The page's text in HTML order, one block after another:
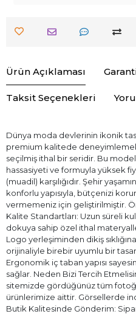
Ürün Açıklaması
Taksit Seçenekleri
Dünya moda devlerinin ikonik
premium kalitede
seçilmiş ithal bir seridir. Bu
hassasiyeti ve formuyla yüksek
(muadil) karşılığıdır. Şehir
konforlu yapısıyla, bütçenizi
vermemeniz için geliştirilmiştir.
Kalite Standartları: Uzun süreli
dokuya sahip özel ithal
Logo yerleşiminden dikiş
orijinaliyle birebir uyumlu bir
Ergonomik iç taban yapısı
sağlar. Neden Bizi Tercih
sitemizde gördüğünüz tüm
ürünlerimize aittir. Görsellerde
Butik Kalitesinde Gönderim: